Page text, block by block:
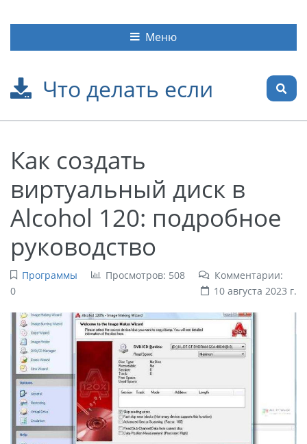
Что делать если
Меню
Как создать
виртуальный диск в
Alcohol 120: подробное
руководство
Программы Просмотров: 508
Комментарии:
0
10 августа 2023 г.